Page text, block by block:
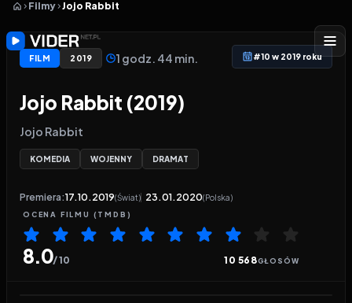
Filmy Jojo Rabbit
FILM 2019 1 godz. 44 min. #10 w 2019 roku
Jojo Rabbit (2019)
Jojo Rabbit
KOMEDIA WOJENNY DRAMAT
Premiera:17.10.2019(Świat) 23.01.2020(Polska)
OCENA FILMU (TMDB)
8.0/ 10 10 568GŁOSÓW